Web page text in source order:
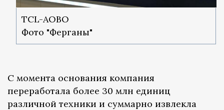
TCL-AOBO
Фото "Ферганы"
С момента основания компания
переработала более 30 млн единиц
различной техники и суммарно извлекла